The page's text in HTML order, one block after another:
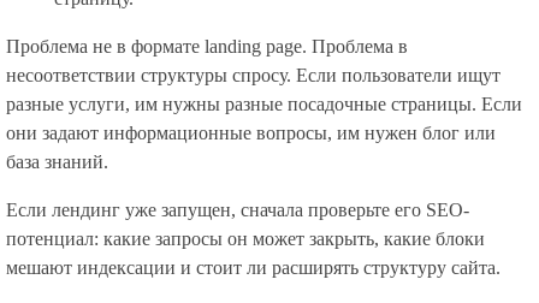
Проблема не в формате landing page. Проблема в
несоответствии структуры спросу. Если пользователи ищут
разные услуги, им нужны разные посадочные страницы. Если
они задают информационные вопросы, им нужен блог или
база знаний.
Если лендинг уже запущен, сначала проверьте его SEO-
потенциал: какие запросы он может закрыть, какие блоки
мешают индексации и стоит ли расширять структуру сайта.